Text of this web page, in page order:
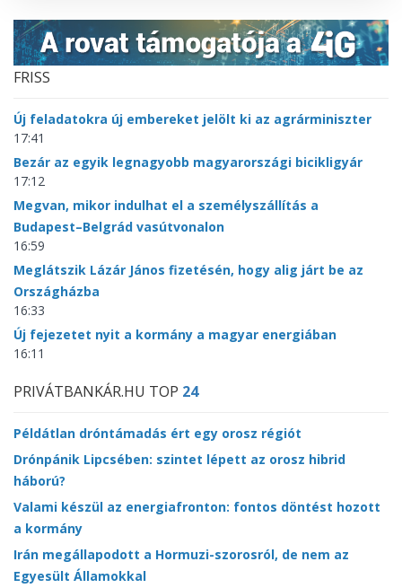
FRISS
Új feladatokra új embereket jelölt ki az agrárminiszter
17:41
Bezár az egyik legnagyobb magyarországi bicikligyár
17:12
Megvan, mikor indulhat el a személyszállítás a
Budapest–Belgrád vasútvonalon
16:59
Meglátszik Lázár János fizetésén, hogy alig járt be az
Országházba
16:33
Új fejezetet nyit a kormány a magyar energiában
16:11
PRIVÁTBANKÁR.HU TOP 24
Példátlan dróntámadás ért egy orosz régiót
Drónpánik Lipcsében: szintet lépett az orosz hibrid
háború?
Valami készül az energiafronton: fontos döntést hozott
a kormány
Irán megállapodott a Hormuzi-szorosról, de nem az
Egyesült Államokkal